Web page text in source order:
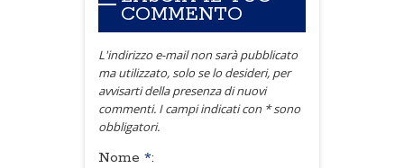
COMMENTO
L'indirizzo e-mail non sarà pubblicato
ma utilizzato, solo se lo desideri, per
avvisarti della presenza di nuovi
commenti. I campi indicati con * sono
obbligatori.
Nome *: